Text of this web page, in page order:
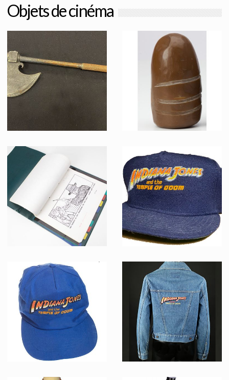
Objets de cinéma
Hachette original des hommes de main de Lao Che dans le Club Obi Wan
Vu à l'écran
Prototype #1 original d'une Pierre de Sankara
Fait pour la production
Classeur de Lucasfilm des storyboards d'Indiana Jones et le Temple Maudit
Fait pour la production
Casquette bleu foncé de l'équipe de tournage d'Indiana Jones et le Temple Maudit
Fait pour la production